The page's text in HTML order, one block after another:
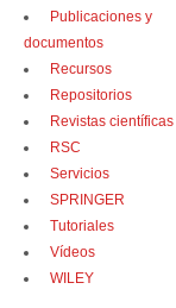
Publicaciones y
documentos
Recursos
Repositorios
Revistas científicas
RSC
Servicios
SPRINGER
Tutoriales
Vídeos
WILEY